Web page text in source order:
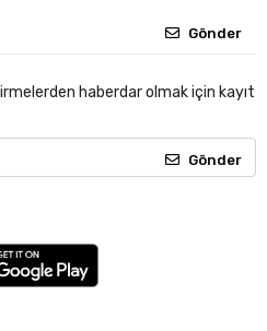
Gönder
haberdar olmak için kayıt
Gönder